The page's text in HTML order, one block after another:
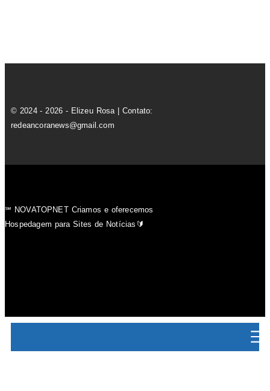
© 2024 - 2026 - Elizeu Rosa | Contato:
redeancoranews@gmail.com
℠ NOVATOPNET Criamos e oferecemos
Hospedagem para Sites de Notícias🔰